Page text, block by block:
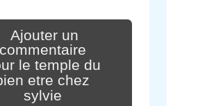
Ajouter un
commentaire
le temple du
etre chez
sylvie